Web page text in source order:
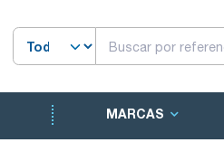
MARCAS